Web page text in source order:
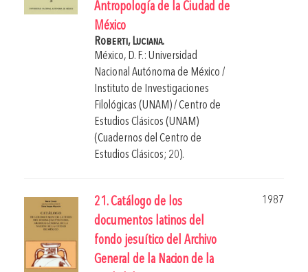
Antropología de la Ciudad de
México
Roberti, Luciana.
México, D. F.: Universidad
Nacional Autónoma de México /
Instituto de Investigaciones
Filológicas (UNAM) / Centro de
Estudios Clásicos (UNAM)
(Cuadernos del Centro de
Estudios Clásicos; 20).
21. Catálogo de los
documentos latinos del
fondo jesuítico del Archivo
General de la Nacion de la
1987